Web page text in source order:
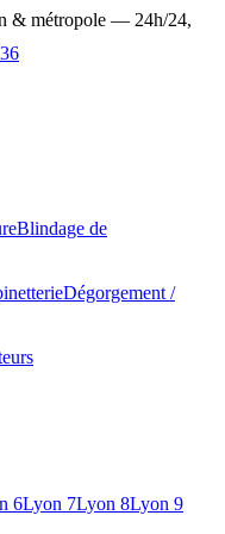
& métropole — 24h/24,
Blindage de
Dégorgement /
6Lyon 7Lyon 8Lyon 9